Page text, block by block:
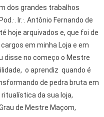
dos grandes trabalhos
Ir.·. Antônio Fernando de
hoje arquivados e, que foi de
em minha Loja e em
disse no começo o Mestre
o aprendiz quando é
de pedra bruta em
da sua loja,
de Mestre Maçom,